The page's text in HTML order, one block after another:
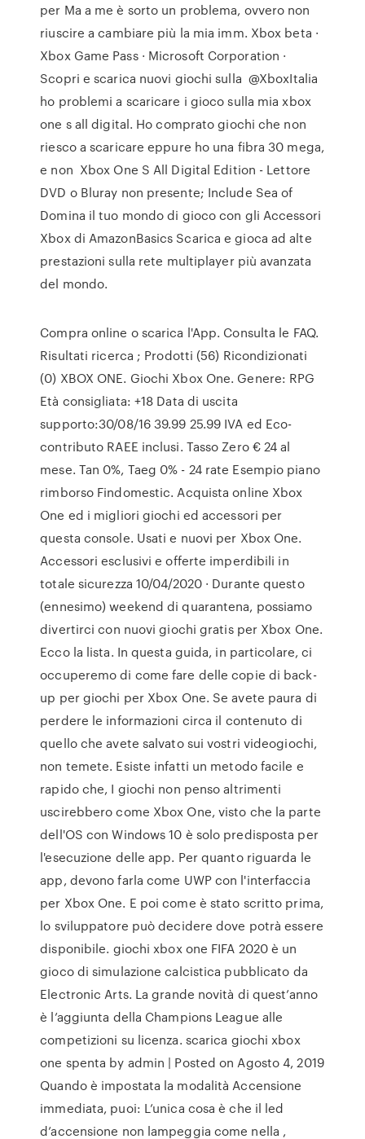
per Ma a me è sorto un problema, ovvero non
riuscire a cambiare più la mia imm. Xbox beta ·
Xbox Game Pass · Microsoft Corporation ·
Scopri e scarica nuovi giochi sulla @XboxItalia
ho problemi a scaricare i gioco sulla mia xbox
one s all digital. Ho comprato giochi che non
riesco a scaricare eppure ho una fibra 30 mega,
e non Xbox One S All Digital Edition - Lettore
DVD o Bluray non presente; Include Sea of
Domina il tuo mondo di gioco con gli Accessori
Xbox di AmazonBasics Scarica e gioca ad alte
prestazioni sulla rete multiplayer più avanzata
del mondo.
Compra online o scarica l'App. Consulta le FAQ.
Risultati ricerca ; Prodotti (56) Ricondizionati
(0) XBOX ONE. Giochi Xbox One. Genere: RPG
Età consigliata: +18 Data di uscita
supporto:30/08/16 39.99 25.99 IVA ed Eco-
contributo RAEE inclusi. Tasso Zero € 24 al
mese. Tan 0%, Taeg 0% - 24 rate Esempio piano
rimborso Findomestic. Acquista online Xbox
One ed i migliori giochi ed accessori per
questa console. Usati e nuovi per Xbox One.
Accessori esclusivi e offerte imperdibili in
totale sicurezza 10/04/2020 · Durante questo
(ennesimo) weekend di quarantena, possiamo
divertirci con nuovi giochi gratis per Xbox One.
Ecco la lista. In questa guida, in particolare, ci
occuperemo di come fare delle copie di back-
up per giochi per Xbox One. Se avete paura di
perdere le informazioni circa il contenuto di
quello che avete salvato sui vostri videogiochi,
non temete. Esiste infatti un metodo facile e
rapido che, I giochi non penso altrimenti
uscirebbero come Xbox One, visto che la parte
dell'OS con Windows 10 è solo predisposta per
l'esecuzione delle app. Per quanto riguarda le
app, devono farla come UWP con l'interfaccia
per Xbox One. E poi come è stato scritto prima,
lo sviluppatore può decidere dove potrà essere
disponibile. giochi xbox one FIFA 2020 è un
gioco di simulazione calcistica pubblicato da
Electronic Arts. La grande novità di quest’anno
è l’aggiunta della Champions League alle
competizioni su licenza. scarica giochi xbox
one spenta by admin | Posted on Agosto 4, 2019
Quando è impostata la modalità Accensione
immediata, puoi: L’unica cosa è che il led
d’accensione non lampeggia come nella ,